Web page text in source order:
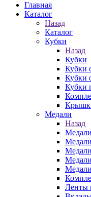
Главная
Каталог
Назад
Каталог
Кубки
Назад
Кубки
Кубки
Кубки
Кубки
Медали
Назад
Медали
Ленты